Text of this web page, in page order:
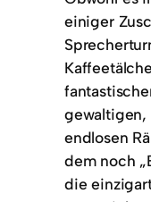
einiger
gewaltigen,
endlosen
dem noch
die